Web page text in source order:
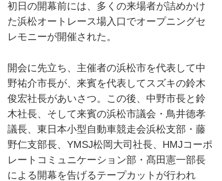
初日の開幕前には、多くの来場者が詰めかけ
た浜松オートレース場入口でオープニングセ
レモニーが開催された。
開会に先立ち、主催者の浜松市を代表して中
野祐介市長が、来賓を代表してスズキの鈴木
俊宏社長があいさつ。この後、中野市長と鈴
木社長、そして来賓の浜松市議会・鳥井德孝
議長、東日本小型自動車競走会浜松支部・藤
野仁支部長、YMSJ松岡大司社長、HMJコーポ
レートコミュニケーション部・髙田憲一部長
による開幕を告げるテープカットが行われ